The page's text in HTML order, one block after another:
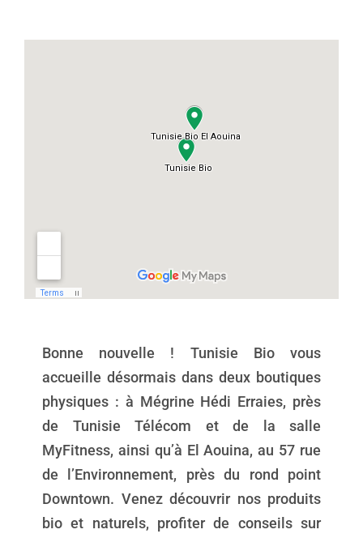
Bonne nouvelle ! Tunisie Bio vous
accueille désormais dans deux boutiques
physiques : à Mégrine Hédi Erraies, près
de Tunisie Télécom et de la salle
MyFitness, ainsi qu’à El Aouina, au 57 rue
de l’Environnement, près du rond point
Downtown. Venez découvrir nos produits
bio et naturels, profiter de conseils sur